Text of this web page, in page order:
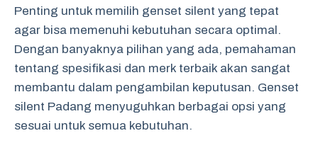
Penting untuk memilih genset silent yang tepat
agar bisa memenuhi kebutuhan secara optimal.
Dengan banyaknya pilihan yang ada, pemahaman
tentang spesifikasi dan merk terbaik akan sangat
membantu dalam pengambilan keputusan. Genset
silent Padang menyuguhkan berbagai opsi yang
sesuai untuk semua kebutuhan.